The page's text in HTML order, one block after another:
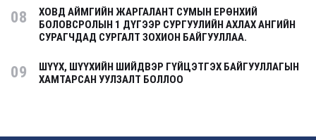
08
ХОВД АЙМГИЙН ЖАРГАЛАНТ СУМЫН ЕРӨНХИЙ
БОЛОВСРОЛЫН 1 ДҮГЭЭР СУРГУУЛИЙН АХЛАХ АНГИЙН
СУРАГЧДАД СУРГАЛТ ЗОХИОН БАЙГУУЛЛАА.
09
ШҮҮХ, ШҮҮХИЙН ШИЙДВЭР ГҮЙЦЭТГЭХ БАЙГУУЛЛАГЫН
ХАМТАРСАН УУЛЗАЛТ БОЛЛОО